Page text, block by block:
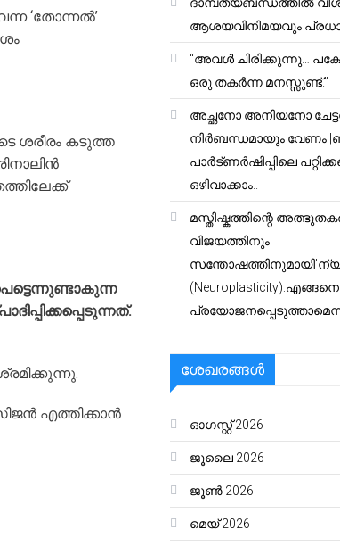
‘തോന്നൽ’
ശരീരം കടുത്ത
എത്തിക്കാൻ
ആശയവിനിമയവും
“അവൾ ചിരിക്കുന്നു…
ഒരു തകർന്ന മനസ്സുണ്ട്.”
അച്ഛനോ അനിയനോ
നിർബന്ധമായും വേണം
പാർട്ണർഷിപ്പിലെ
ഒഴിവാക്കാം..
മസ്തിഷ്കത്തിന്റെ
വിജയത്തിനും
(Neuroplasticity):എങ്ങനെ
പ്രയോജനപ്പെടുത്താമെന്ന്
ശേഖരങ്ങൾ
ഓഗസ്റ്റ്‌ 2026
ജൂലൈ 2026
ജൂൺ 2026
മെയ്‌ 2026